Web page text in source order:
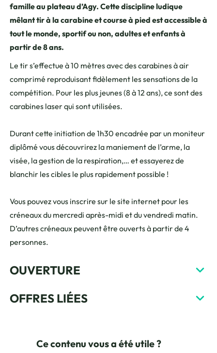
famille au plateau d’Agy. Cette discipline ludique
mêlant tir à la carabine et course à pied est accessible à
tout le monde, sportif ou non, adultes et enfants à
partir de 8 ans.
Le tir s’effectue à 10 mètres avec des carabines à air
comprimé reproduisant fidèlement les sensations de la
compétition. Pour les plus jeunes (8 à 12 ans), ce sont des
carabines laser qui sont utilisées.
Durant cette initiation de 1h30 encadrée par un moniteur
diplômé vous découvrirez la maniement de l’arme, la
visée, la gestion de la respiration,… et essayerez de
blanchir les cibles le plus rapidement possible !
Vous pouvez vous inscrire sur le site internet pour les
créneaux du mercredi après-midi et du vendredi matin.
D’autres créneaux peuvent être ouverts à partir de 4
personnes.
OUVERTURE
OFFRES LIÉES
Ce contenu vous a été utile ?